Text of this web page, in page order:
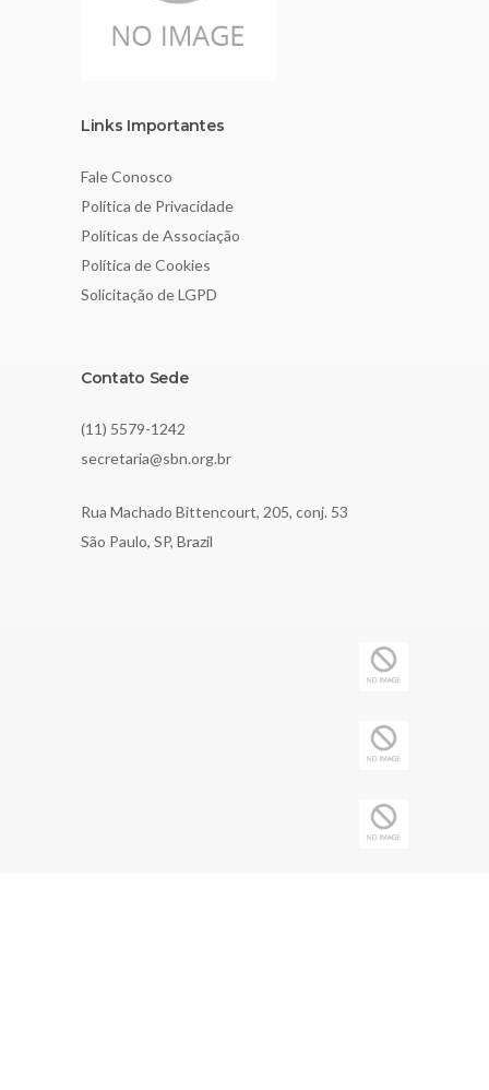
Links Importantes
Fale Conosco
Política de Privacidade
Políticas de Associação
Política de Cookies
Solicitação de LGPD
Contato Sede
(11) 5579-1242
secretaria@sbn.org.br
Rua Machado Bittencourt, 205, conj. 53
São Paulo, SP, Brazil